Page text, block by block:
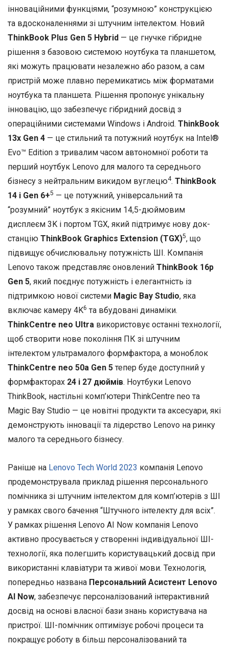
інноваційними функціями, “розумною” конструкцією
та вдосконаленнями зі штучним інтелектом. Новий
ThinkBook Plus Gen 5 Hybrid — це гнучке гібридне
рішення з базовою системою ноутбука та планшетом,
які можуть працювати незалежно або разом, а сам
пристрій може плавно перемикатись між форматами
ноутбука та планшета. Рішення пропонує унікальну
інновацію, що забезпечує гібридний досвід з
операційними системами Windows і Android. ThinkBook
13x Gen 4 — це стильний та потужний ноутбук на Intel®
Evo™ Edition з тривалим часом автономної роботи та
перший ноутбук Lenovo для малого та середнього
бізнесу з нейтральним викидом вуглецю4. ThinkBook
14 i Gen 6+5 — це потужний, універсальний та
“розумний” ноутбук з якісним 14,5-дюймовим
дисплеєм 3K і портом TGX, який підтримує нову док-
станцію ThinkBook Graphics Extension (TGX)5, що
підвищує обчислювальну потужність ШІ. Компанія
Lenovo також представляє оновлений ThinkBook 16p
Gen 5, який поєднує потужність і елегантність із
підтримкою нової системи Magic Bay Studio, яка
включає камеру 4K6 та вбудовані динаміки.
ThinkCentre neo Ultra використовує останні технології,
щоб створити нове покоління ПК зі штучним
інтелектом ультрамалого формфактора, а моноблок
ThinkCentre neo 50a Gen 5 тепер буде доступний у
формфакторах 24 і 27 дюймів. Ноутбуки Lenovo
ThinkBook, настільні комп’ютери ThinkCentre neo та
Magic Bay Studio — це новітні продукти та аксесуари, які
демонструють інновації та лідерство Lenovo на ринку
малого та середнього бізнесу.
Раніше на Lenovo Tech World 2023 компанія Lenovo
продемонструвала приклад рішення персонального
помічника зі штучним інтелектом для комп’ютерів з ШІ
у рамках свого бачення “Штучного інтелекту для всіх”.
У рамках рішення Lenovo AI Now компанія Lenovo
активно просувається у створенні індивідуальної ШІ-
технології, яка полегшить користувацький досвід при
використанні клавіатури та живої мови. Технологія,
попередньо названа Персональний Асистент Lenovo
AI Now, забезпечує персоналізований інтерактивний
досвід на основі власної бази знань користувача на
пристрої. ШІ-помічник оптимізує робочі процеси та
покращує роботу в більш персоналізований та